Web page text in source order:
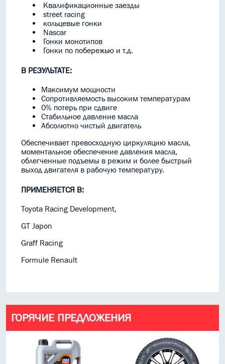
Квалификационные заезды
street racing
кольцевые гонки
Nascar
Гонки монотипов
Гонки по побережью и т.д.
В РЕЗУЛЬТАТЕ:
Максимум мощности
Сопротивляемость высоким температурам
0% потерь при сдвиге
Стабильное давление масла
Абсолютно чистый двигатель
Обеспечивает превосходную циркуляцию масла,
моментальное обеспечение давления масла,
облегченные подъемы в режим и более быстрый
выход двигателя в рабочую температуру.
ПРИМЕНЯЕТСЯ В:
Toyota Racing Development,
GT Japon
Graff Racing
Formule Renault
ГОРЯЧИЕ ПРЕДЛОЖЕНИЯ